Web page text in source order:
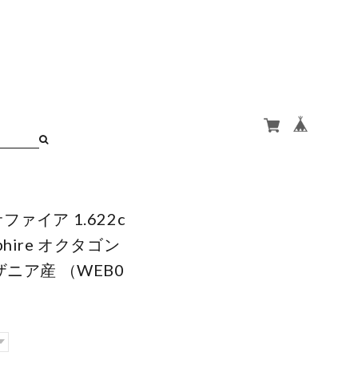
ァイア 1.622c
オクタゴン
ニア産 （WEB0